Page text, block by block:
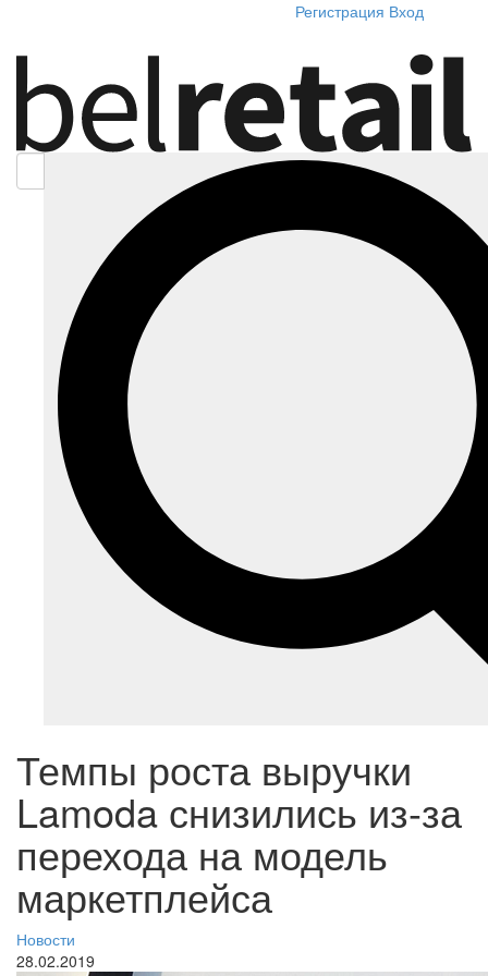
Регистрация Вход
Темпы роста выручки
Lamoda снизились из-за
перехода на модель
маркетплейса
Новости
28.02.2019